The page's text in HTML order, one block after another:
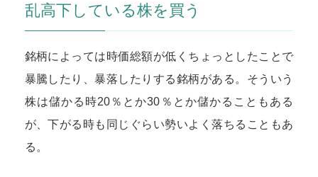
乱高下している株を買う
銘柄によっては時価総額が低くちょっとしたことで
暴騰したり、暴落したりする銘柄がある。そういう
株は儲かる時20％とか30％とか儲かることもある
が、下がる時も同じぐらい勢いよく落ちることもあ
る。